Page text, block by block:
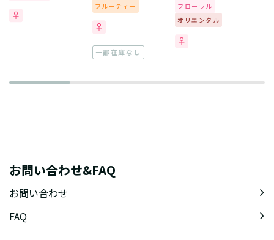
フルーティー
一部在庫なし
フローラル
オリエンタル
お問い合わせ&FAQ
お問い合わせ
FAQ